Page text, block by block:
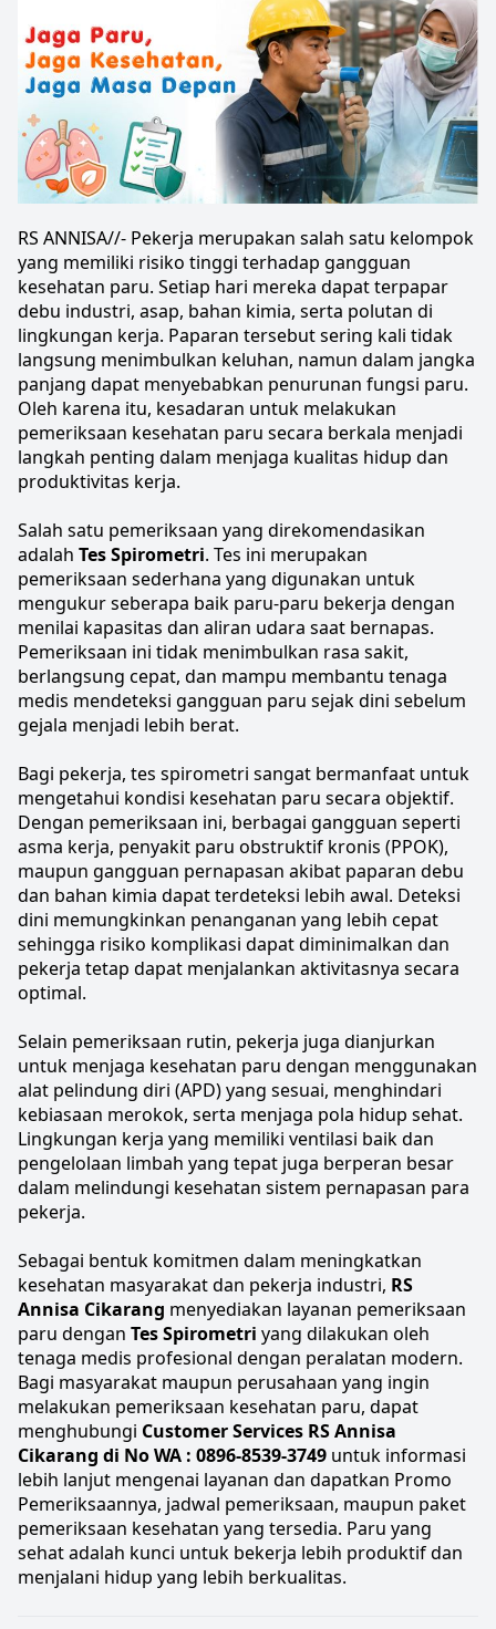
RS ANNISA//- Pekerja merupakan salah satu kelompok
kesehatan paru. Setiap hari mereka dapat terpapar
debu industri, asap, bahan kimia, serta polutan di
lingkungan kerja. Paparan tersebut sering kali tidak
langsung menimbulkan keluhan, namun dalam jangka
panjang dapat menyebabkan penurunan fungsi paru.
Oleh karena itu, kesadaran untuk melakukan
pemeriksaan kesehatan paru secara berkala menjadi
langkah penting dalam menjaga kualitas hidup dan
produktivitas kerja.
Salah satu pemeriksaan yang direkomendasikan
adalah Tes Spirometri. Tes ini merupakan
pemeriksaan sederhana yang digunakan untuk
mengukur seberapa baik paru-paru bekerja dengan
menilai kapasitas dan aliran udara saat bernapas.
Pemeriksaan ini tidak menimbulkan rasa sakit,
berlangsung cepat, dan mampu membantu tenaga
medis mendeteksi gangguan paru sejak dini sebelum
gejala menjadi lebih berat.
Bagi pekerja, tes spirometri sangat bermanfaat untuk
mengetahui kondisi kesehatan paru secara objektif.
Dengan pemeriksaan ini, berbagai gangguan seperti
asma kerja, penyakit paru obstruktif kronis (PPOK),
maupun gangguan pernapasan akibat paparan debu
dan bahan kimia dapat terdeteksi lebih awal. Deteksi
dini memungkinkan penanganan yang lebih cepat
sehingga risiko komplikasi dapat diminimalkan dan
pekerja tetap dapat menjalankan aktivitasnya secara
optimal.
Selain pemeriksaan rutin, pekerja juga dianjurkan
alat pelindung diri (APD) yang sesuai, menghindari
kebiasaan merokok, serta menjaga pola hidup sehat.
Lingkungan kerja yang memiliki ventilasi baik dan
pengelolaan limbah yang tepat juga berperan besar
dalam melindungi kesehatan sistem pernapasan para
pekerja.
Sebagai bentuk komitmen dalam meningkatkan
kesehatan masyarakat dan pekerja industri, RS
Annisa Cikarang menyediakan layanan pemeriksaan
paru dengan Tes Spirometri yang dilakukan oleh
tenaga medis profesional dengan peralatan modern.
Bagi masyarakat maupun perusahaan yang ingin
melakukan pemeriksaan kesehatan paru, dapat
menghubungi Customer Services RS Annisa
Cikarang di No WA : 0896-8539-3749 untuk informasi
lebih lanjut mengenai layanan dan dapatkan Promo
Pemeriksaannya, jadwal pemeriksaan, maupun paket
pemeriksaan kesehatan yang tersedia. Paru yang
sehat adalah kunci untuk bekerja lebih produktif dan
menjalani hidup yang lebih berkualitas.